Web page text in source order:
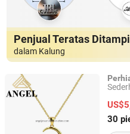
Penjual Teratas
dalam Kalung
30
Guangzhou Angel jewellery
Guangdong, China